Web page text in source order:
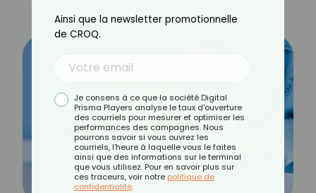
Ainsi que la newsletter promotionnelle
de CROQ.
Je consens à ce que la société Digital
Prisma Players analyse le taux d'ouverture
des courriels pour mesurer et optimiser les
performances des campagnes. Nous
pourrons savoir si vous ouvrez les
courriels, l'heure à laquelle vous le faites
ainsi que des informations sur le terminal
que vous utilisez. Pour en savoir plus sur
ces traceurs, voir notre politique de
confidentialité.